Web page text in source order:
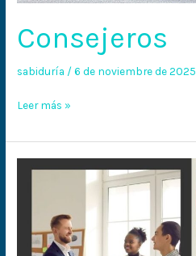
Consejeros
sabiduría /6 de noviembre de 2025
Leer más »
solo